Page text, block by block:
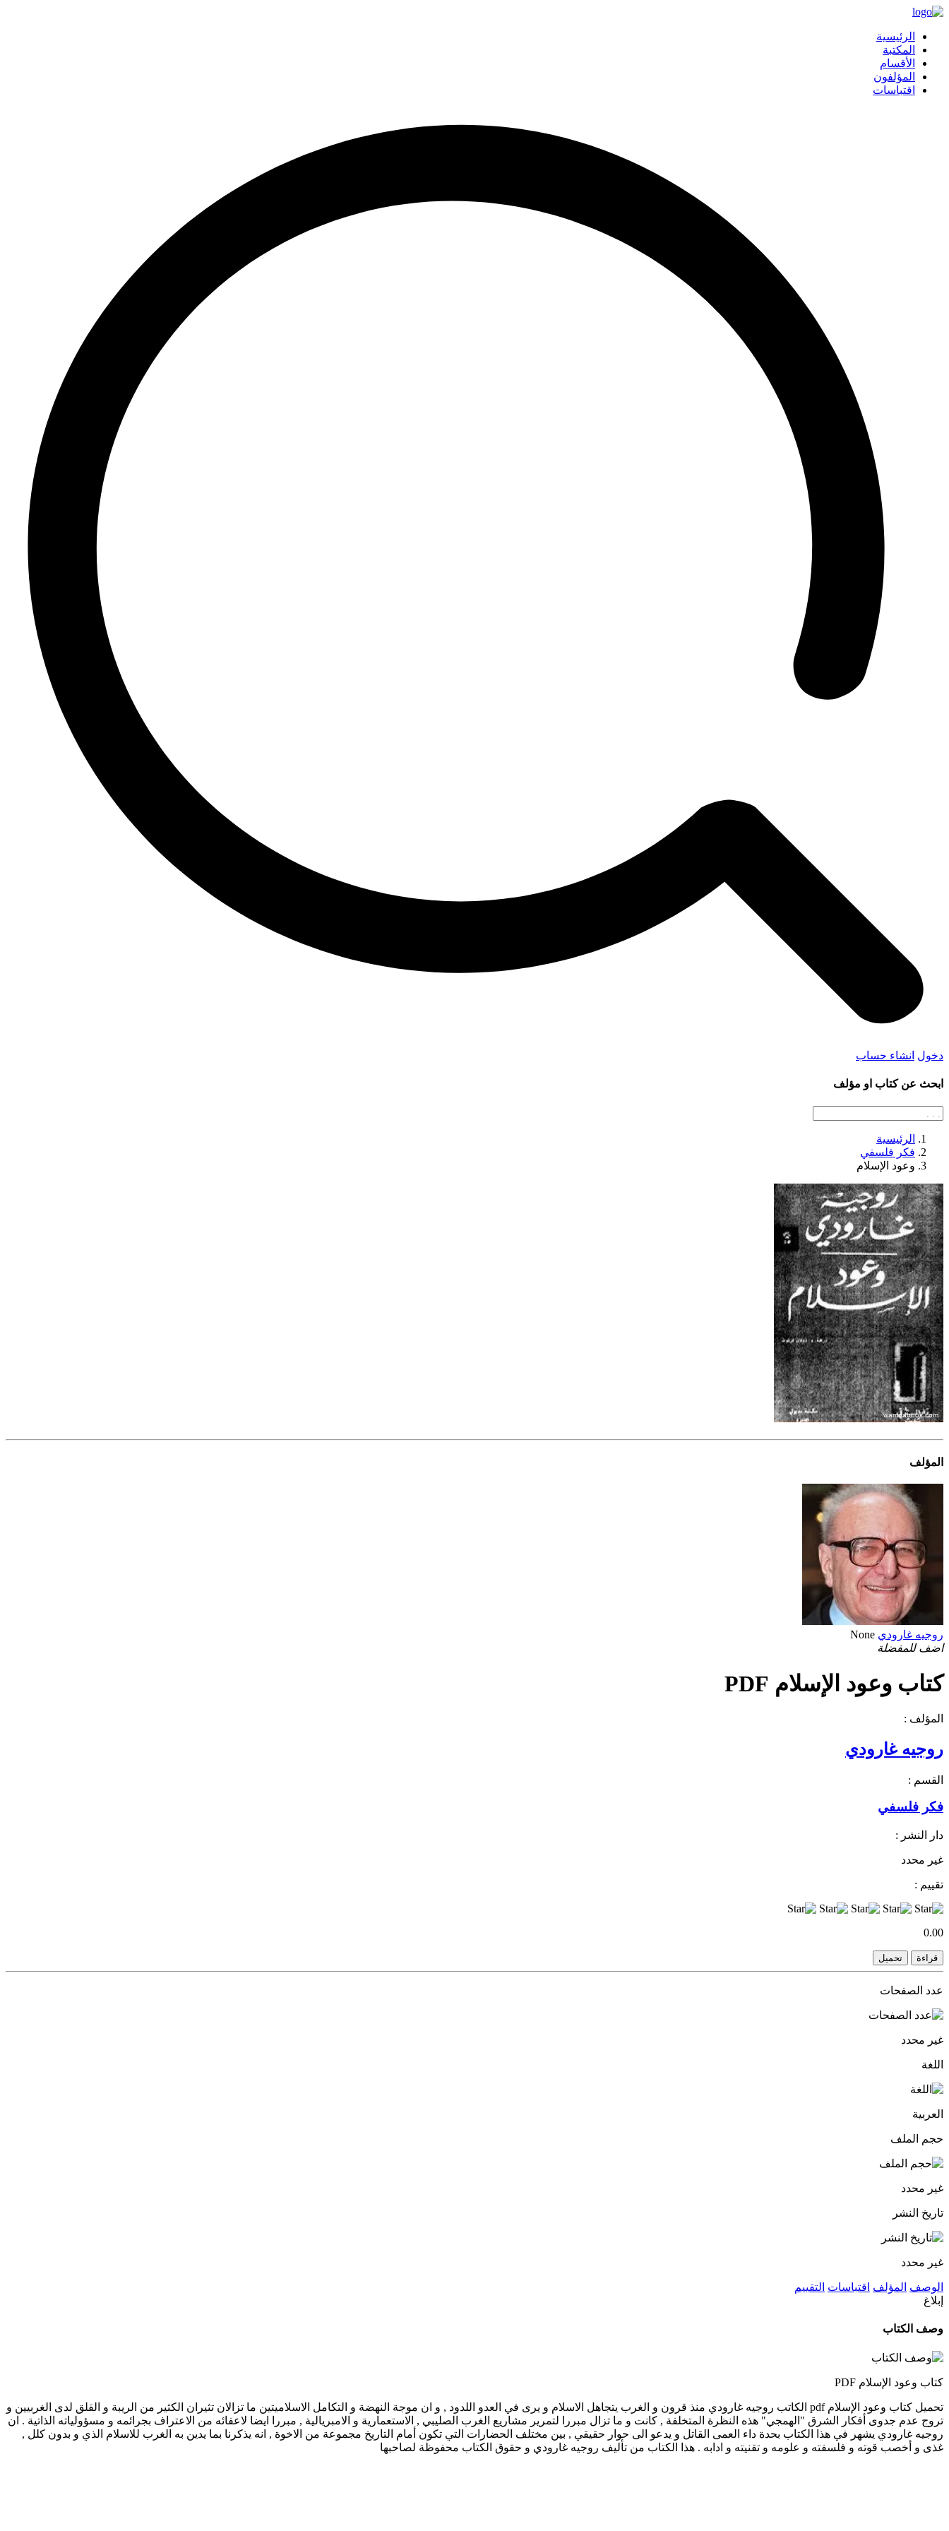
الرئيسية
المكتبة
الأقسام
المؤلفون
اقتباسات
دخول انشاء حساب
ابحث عن كتاب او مؤلف
الرئيسية
فكر فلسفي
وعود الإسلام
المؤلف
روجيه غارودي None
اضف للمفضلة
كتاب وعود الإسلام PDF
المؤلف :
روجيه غارودي
القسم :
فكر فلسفي
دار النشر :
غير محدد
تقييم :
0.00
قراءة تحميل
عدد الصفحات
غير محدد
اللغة
العربية
حجم الملف
غير محدد
تاريخ النشر
غير محدد
الوصف المؤلف اقتباسات التقييم
إبلاغ
وصف الكتاب
كتاب وعود الإسلام PDF
تحميل كتاب وعود الإسلام pdf الكاتب روجيه غارودي منذ قرون و الغرب يتجاهل الاسلام و يرى في العدو اللدود , و ان موجة النهضة و التكامل الاسلاميتين ما تزالان تثيران الكثير من الريبة و القلق لدى الغربيين و
تروج عدم جدوى أفكار الشرق "الهمجي" هذه النظرة المتخلفة , كانت و ما تزال مبررا لتمرير مشاريع الغرب الصليبي , الاستعمارية و الامبريالية , مبررا ايضا لاعفائه من الاعتراف بجرائمه و مسؤولياته الذاتية . ان
روجيه غارودي يشهر في هذا الكتاب بحدة داء العمى القاتل و يدعو الى حوار حقيقي , بين مختلف الحضارات التي تكون أمام التاريخ مجموعة من الاخوة , انه يذكرنا بما يدين به الغرب للاسلام الذي و بدون كلل ,
غذى و أخصب قوته و فلسفته و علومه و تقنيته و ادابه . هذا الكتاب من تأليف روجيه غارودي و حقوق الكتاب محفوظة لصاحبها